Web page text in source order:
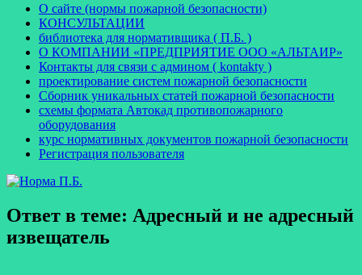
О сайте (нормы пожарной безопасности)
КОНСУЛЬТАЦИИ
библиотека для нормативщика ( П.Б. )
О КОМПАНИИ «ПРЕДПРИЯТИЕ ООО «АЛЬТАИР»
Контакты для связи с админом ( kontakty )
проектирование систем пожарной безопасности
Сборник уникальных статей пожарной безопасности
схемы формата Автокад противопожарного
оборудования
курс нормативных документов пожарной безопасности
Регистрация пользователя
Ответ в теме: Адресный и не адресный
извещатель